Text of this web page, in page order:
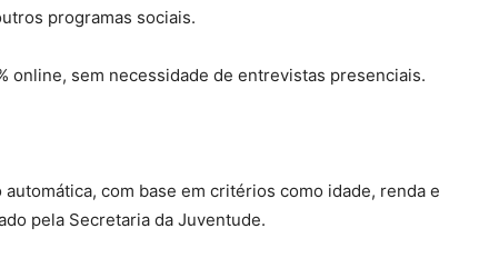
programas sociais.
online, sem necessidade de entrevistas presenciais.
com base em critérios como idade, renda e
pela Secretaria da Juventude.